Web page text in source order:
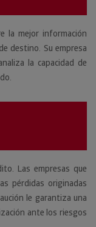
la mejor información
destino. Su empresa
la capacidad de
Las empresas que
pérdidas originadas
le garantiza una
ante los riesgos